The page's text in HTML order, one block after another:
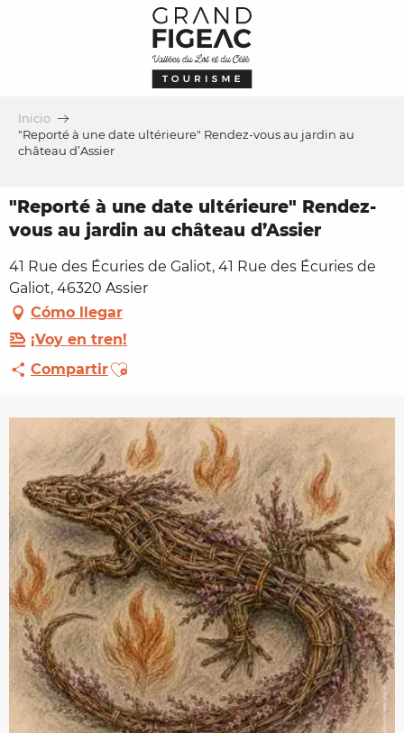
Inicio
"Reporté à une date ultérieure" Rendez-vous au jardin au
château d’Assier
"Reporté à une date ultérieure" Rendez-
vous au jardin au château d’Assier
41 Rue des Écuries de Galiot, 41 Rue des Écuries de
Galiot, 46320 Assier
Cómo llegar
¡Voy en tren!
CompartirAjouter aux favoris